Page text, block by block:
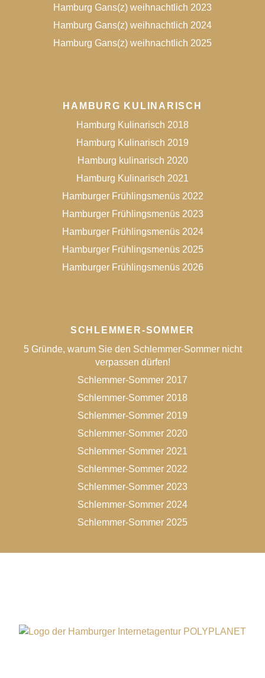
Hamburg Gans(z) weihnachtlich 2023
Hamburg Gans(z) weihnachtlich 2024
Hamburg Gans(z) weihnachtlich 2025
HAMBURG KULINARISCH
Hamburg Kulinarisch 2018
Hamburg Kulinarisch 2019
Hamburg kulinarisch 2020
Hamburg Kulinarisch 2021
Hamburger Frühlingsmenüs 2022
Hamburger Frühlingsmenüs 2023
Hamburger Frühlingsmenüs 2024
Hamburger Frühlingsmenüs 2025
Hamburger Frühlingsmenüs 2026
SCHLEMMER-SOMMER
5 Gründe, warum Sie den Schlemmer-Sommer nicht
verpassen dürfen!
Schlemmer-Sommer 2017
Schlemmer-Sommer 2018
Schlemmer-Sommer 2019
Schlemmer-Sommer 2020
Schlemmer-Sommer 2021
Schlemmer-Sommer 2022
Schlemmer-Sommer 2023
Schlemmer-Sommer 2024
Schlemmer-Sommer 2025